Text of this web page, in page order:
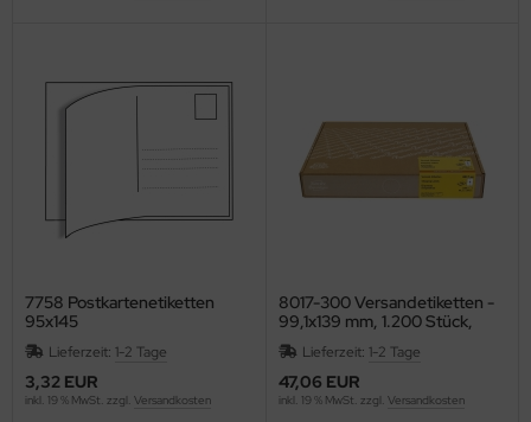
7758 Postkartenetiketten
95x145
Lieferzeit: 1-2 Tage
3,32 EUR
inkl. 19 % MwSt. zzgl. Versandkosten
8017-300 Versandetiketten -
99,1x139 mm, 1.200 Stück,
weiß
Lieferzeit: 1-2 Tage
47,06 EUR
inkl. 19 % MwSt. zzgl. Versandkosten
Becher